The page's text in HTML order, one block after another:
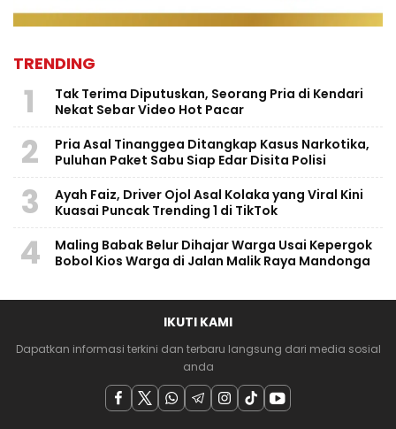
TRENDING
1
Tak Terima Diputuskan, Seorang Pria di Kendari
Nekat Sebar Video Hot Pacar
2
Pria Asal Tinanggea Ditangkap Kasus Narkotika,
Puluhan Paket Sabu Siap Edar Disita Polisi
3
Ayah Faiz, Driver Ojol Asal Kolaka yang Viral Kini
Kuasai Puncak Trending 1 di TikTok
4
Maling Babak Belur Dihajar Warga Usai Kepergok
Bobol Kios Warga di Jalan Malik Raya Mandonga
IKUTI KAMI
Dapatkan informasi terkini dan terbaru langsung dari media sosial
anda